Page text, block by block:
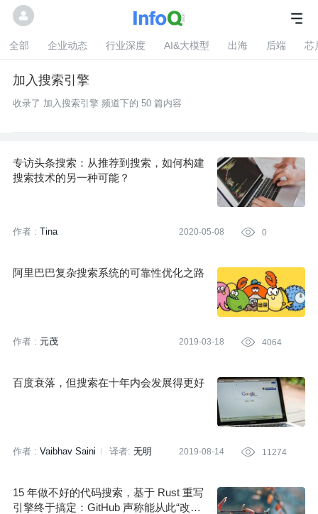
全部 企业动态 行业深度 AI&大模型 出海 后端 芯
加入搜索引擎
收录了 加入搜索引擎 频道下的 50 篇内容
专访头条搜索：从推荐到搜索，如何构建
搜索技术的另一种可能？
作者 : Tina 2020-05-08  0
阿里巴巴复杂搜索系统的可靠性优化之路
作者 : 元茂 2019-03-18  4064
百度衰落，但搜索在十年内会发展得更好
作者 : Vaibhav Saini 译者: 无明 2019-08-14  11274
15 年做不好的代码搜索，基于 Rust 重写
引擎终于搞定：GitHub 声称能从此“改变